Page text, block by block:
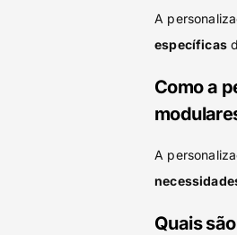
A
específicas
Como a
A
Quais